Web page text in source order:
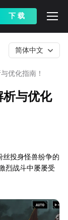
下 载
优化指南！
简体中文
与优化
投身怪兽纷争的
烈战斗中屡屡受